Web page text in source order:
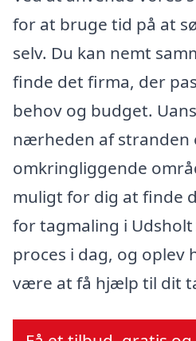
for at bruge tid på at
selv. Du kan nemt
finde det firma, der
behov og budget.
nærheden af stranden
omkringliggende
muligt for dig at finde
for tagmaling i
proces i dag, og oplev
være at få hjælp til dit